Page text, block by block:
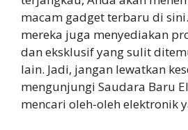
macam gadget terbaru di
mereka juga menyediakan
dan eksklusif yang sulit
lain. Jadi, jangan lewatkan
mengunjungi Saudara Baru
mencari oleh-oleh elektronik